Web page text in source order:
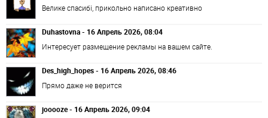
Велике спасибі, прикольно написано креативно
Duhastovna - 16 Апрель 2026, 08:04
Интересует размещение рекламы на вашем сайте.
Des_high_hopes - 16 Апрель 2026, 08:46
Прямо даже не верится
jooooze - 16 Апрель 2026, 09:04